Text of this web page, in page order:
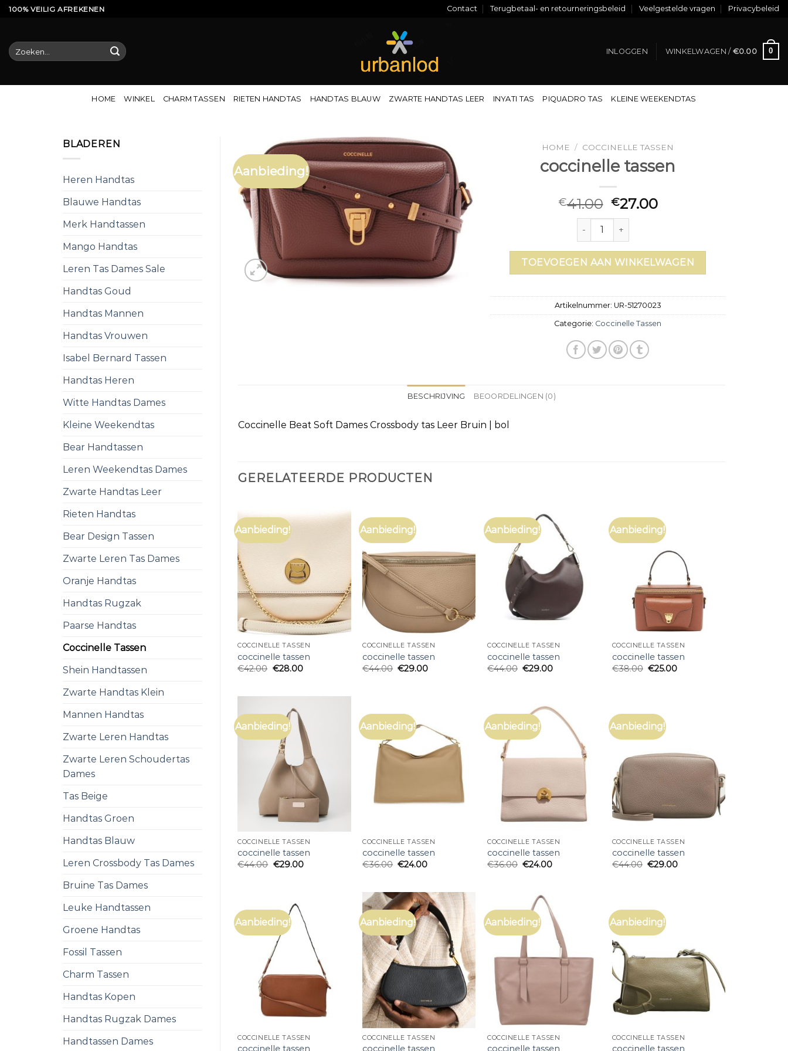
Ga100% VEILIG AFREKENEN Contact Terugbetaal- en retourneringsbeleid Veelgestelde vragen Privacybeleid
Zoeken
naar:
INLOGGEN WINKELWAGEN / €0.00 0
HOME WINKEL CHARM TASSEN RIETEN HANDTAS HANDTAS BLAUW ZWARTE HANDTAS LEER INYATI TAS PIQUADRO TAS KLEINE WEEKENDTAS
BLADEREN
Heren Handtas
Blauwe Handtas
Merk Handtassen
Mango Handtas
Leren Tas Dames Sale
Handtas Goud
Handtas Mannen
Handtas Vrouwen
Isabel Bernard Tassen
Handtas Heren
Witte Handtas Dames
Kleine Weekendtas
Bear Handtassen
Leren Weekendtas Dames
Zwarte Handtas Leer
Rieten Handtas
Bear Design Tassen
Zwarte Leren Tas Dames
Oranje Handtas
Handtas Rugzak
Paarse Handtas
Coccinelle Tassen
Shein Handtassen
Zwarte Handtas Klein
Mannen Handtas
Zwarte Leren Handtas
Zwarte Leren Schoudertas
Dames
Tas Beige
Handtas Groen
Handtas Blauw
Leren Crossbody Tas Dames
Bruine Tas Dames
Leuke Handtassen
Groene Handtas
Fossil Tassen
Charm Tassen
Handtas Kopen
Handtas Rugzak Dames
Handtassen Dames
Aanbieding!
HOME / COCCINELLE TASSEN
coccinelle tassen
€41.00 €27.00
coccinelle tassen aantal
TOEVOEGEN AAN WINKELWAGEN
Artikelnummer: UR-51270023
Categorie: Coccinelle Tassen
BESCHRIJVING BEOORDELINGEN (0)
Coccinelle Beat Soft Dames Crossbody tas Leer Bruin | bol
GERELATEERDE PRODUCTEN
Aanbieding!
COCCINELLE TASSEN
coccinelle tassen
€42.00 €28.00
Aanbieding!
COCCINELLE TASSEN
coccinelle tassen
€44.00 €29.00
Aanbieding!
COCCINELLE TASSEN
coccinelle tassen
€44.00 €29.00
Aanbieding!
COCCINELLE TASSEN
coccinelle tassen
€38.00 €25.00
Aanbieding!
COCCINELLE TASSEN
coccinelle tassen
€44.00 €29.00
Aanbieding!
COCCINELLE TASSEN
coccinelle tassen
€36.00 €24.00
Aanbieding!
COCCINELLE TASSEN
coccinelle tassen
€36.00 €24.00
Aanbieding!
COCCINELLE TASSEN
coccinelle tassen
€44.00 €29.00
Aanbieding!
COCCINELLE TASSEN
Aanbieding!
COCCINELLE TASSEN
Aanbieding!
COCCINELLE TASSEN
Aanbieding!
COCCINELLE TASSEN